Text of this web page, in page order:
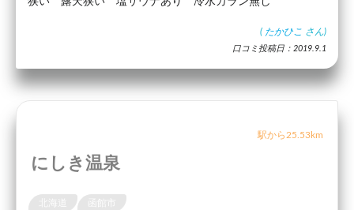
( たかひこ さん)
口コミ投稿日：2019.9.1
駅から25.53km
にしき温泉